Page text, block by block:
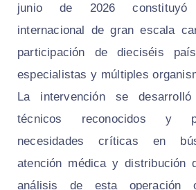
junio de 2026 constituyó
internacional de gran escala
participación de dieciséis
especialistas y múltiples
La intervención se
técnicos reconocidos y
necesidades críticas en
atención médica y distribución
análisis de esta operación